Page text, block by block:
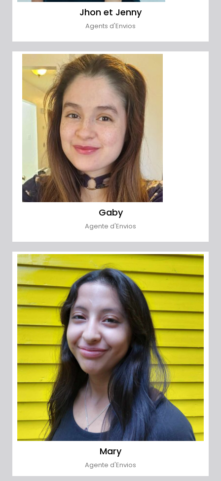
Jhon et Jenny
Agents d'Envios
Gaby
Agente d'Envios
Mary
Agente d'Envios